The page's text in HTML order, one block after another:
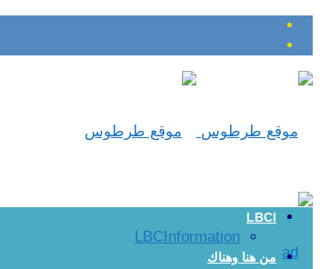
LBCI
LBCInformation
من هنا وهناك